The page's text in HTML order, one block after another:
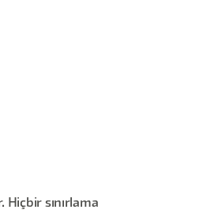
Hiçbir sınırlama